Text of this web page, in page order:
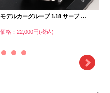
モデルカーグループ 1/18 サーブ …
価格：22,000円(税込)